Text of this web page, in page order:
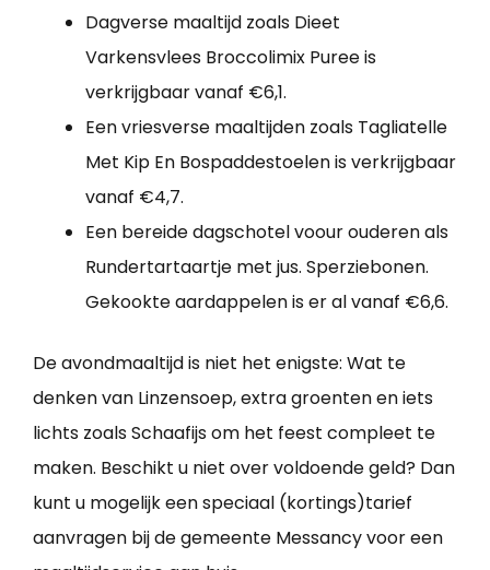
Dagverse maaltijd zoals Dieet
Varkensvlees Broccolimix Puree is
verkrijgbaar vanaf €6,1.
Een vriesverse maaltijden zoals Tagliatelle
Met Kip En Bospaddestoelen is verkrijgbaar
vanaf €4,7.
Een bereide dagschotel voour ouderen als
Rundertartaartje met jus. Sperziebonen.
Gekookte aardappelen is er al vanaf €6,6.
De avondmaaltijd is niet het enigste: Wat te
denken van Linzensoep, extra groenten en iets
lichts zoals Schaafijs om het feest compleet te
maken. Beschikt u niet over voldoende geld? Dan
kunt u mogelijk een speciaal (kortings)tarief
aanvragen bij de gemeente Messancy voor een